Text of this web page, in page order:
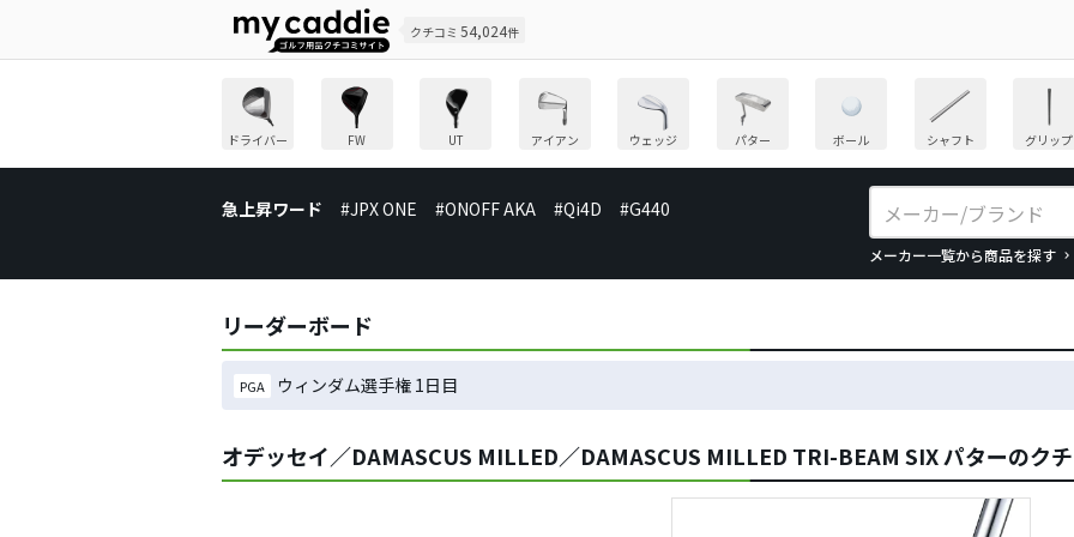
クチコミ 54,024件
ドライバー FW UT アイアン ウェッジ パター ボール シャフト グリップ
急上昇ワード #JPX ONE #ONOFF AKA #Qi4D #G440
メーカー一覧から商品を探す
リーダーボード
PGA ウィンダム選手権 1日目
オデッセイ／DAMASCUS MILLED／DAMASCUS MILLED TRI-BEAM SIX パターのク